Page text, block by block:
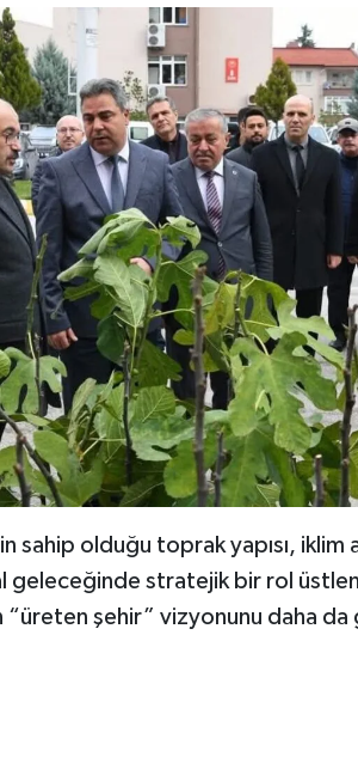
sahip olduğu toprak yapısı,
geleceğinde stratejik bir rol
şehir” vizyonunu daha